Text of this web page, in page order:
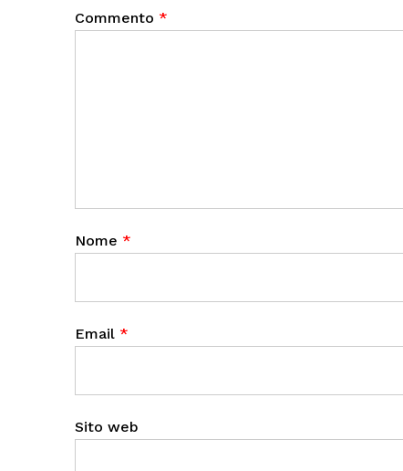
Commento *
Nome *
Email *
Sito web